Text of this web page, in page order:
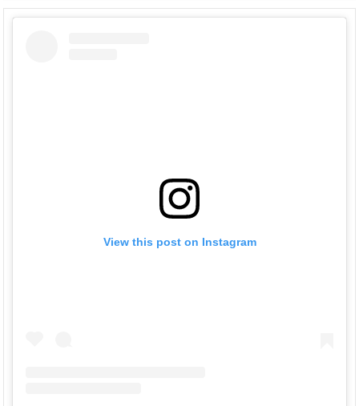
View this post on Instagram